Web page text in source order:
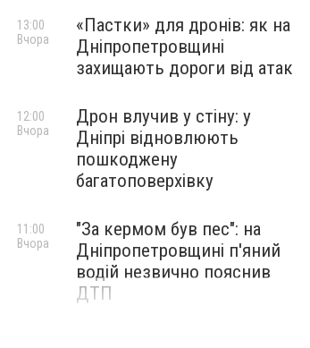
«Пастки» для дронів: як на
Дніпропетровщині
захищають дороги від атак
13:00
Вчора
Дрон влучив у стіну: у
Дніпрі відновлюють
пошкоджену
багатоповерхівку
12:00
Вчора
"За кермом був пес": на
Дніпропетровщині п'яний
водій незвично пояснив
ДТП
11:00
Вчора